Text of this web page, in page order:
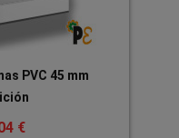
PVC 45 mm
€